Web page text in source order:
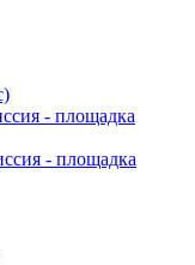
- площадка
- площадка